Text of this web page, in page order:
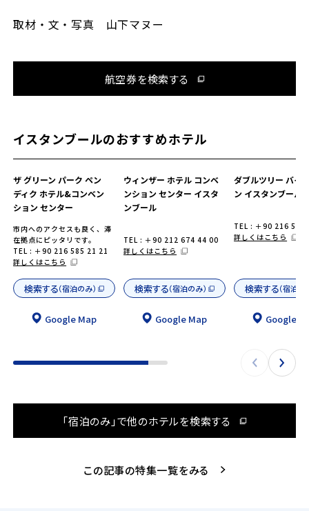
取材・文・写真 山下マヌー
航空券を検索する
イスタンブールのおすすめホテル
ザ グリーン パーク ペン
ディク ホテル&コンベン
ション センター
市内へのアクセスも良く、滞
在拠点にピッタリです。
TEL : ＋90 216 585 21 21
詳しくはこちら
検索する（宿泊のみ）
Google Map
ウィンザー ホテル コンベ
ンション センター イスタ
ンブール
TEL : ＋90 212 674 44 00
詳しくはこちら
検索する（宿泊のみ）
Google Map
ダブルツリー バイ
ン イスタンブール
TEL : ＋90 216 542
詳しくはこちら
検索する（宿泊の
Google
「宿泊のみ」で他のホテルを検索する
この記事の特集一覧をみる